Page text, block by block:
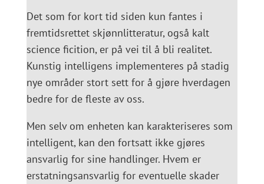
Det som for kort tid siden kun fantes i
fremtidsrettet skjønnlitteratur, også kalt
science ficition, er på vei til å bli realitet.
Kunstig intelligens implementeres på stadig
nye områder stort sett for å gjøre hverdagen
bedre for de fleste av oss.
Men selv om enheten kan karakteriseres som
intelligent, kan den fortsatt ikke gjøres
ansvarlig for sine handlinger. Hvem er
erstatningsansvarlig for eventuelle skader